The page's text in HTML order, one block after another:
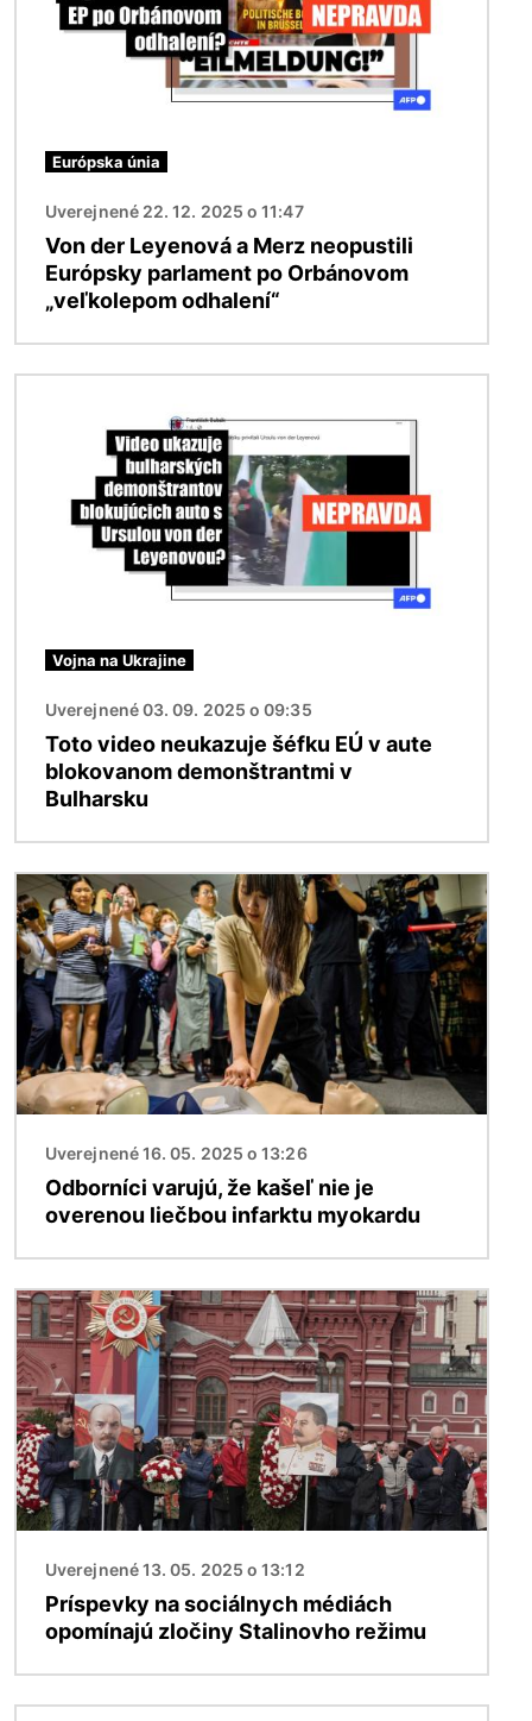
Európska únia
Uverejnené 22. 12. 2025 o 11:47
Von der Leyenová a Merz neopustili
Európsky parlament po Orbánovom
„veľkolepom odhalení“
Vojna na Ukrajine
Uverejnené 03. 09. 2025 o 09:35
Toto video neukazuje šéfku EÚ v aute
blokovanom demonštrantmi v
Bulharsku
Obrázok
Uverejnené 16. 05. 2025 o 13:26
Odborníci varujú, že kašeľ nie je
overenou liečbou infarktu myokardu
Obrázok
Uverejnené 13. 05. 2025 o 13:12
Príspevky na sociálnych médiách
opomínajú zločiny Stalinovho režimu